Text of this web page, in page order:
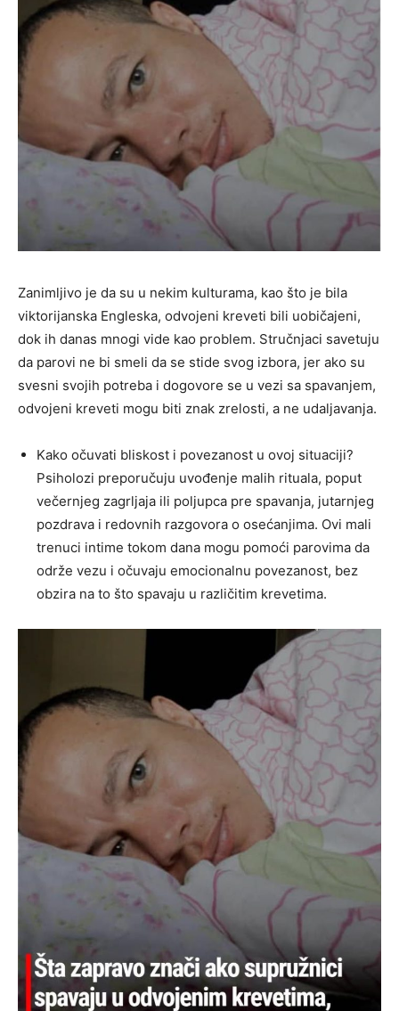
Zanimljivo je da su u nekim kulturama, kao što je bila
viktorijanska Engleska, odvojeni kreveti bili uobičajeni,
dok ih danas mnogi vide kao problem. Stručnjaci savetuju
da parovi ne bi smeli da se stide svog izbora, jer ako su
svesni svojih potreba i dogovore se u vezi sa spavanjem,
odvojeni kreveti mogu biti znak zrelosti, a ne udaljavanja.
Kako očuvati bliskost i povezanost u ovoj situaciji?
Psiholozi preporučuju uvođenje malih rituala, poput
večernjeg zagrljaja ili poljupca pre spavanja, jutarnjeg
pozdrava i redovnih razgovora o osećanjima. Ovi mali
trenuci intime tokom dana mogu pomoći parovima da
održe vezu i očuvaju emocionalnu povezanost, bez
obzira na to što spavaju u različitim krevetima.